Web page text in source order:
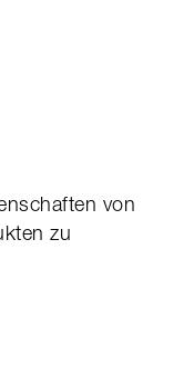
von
zu